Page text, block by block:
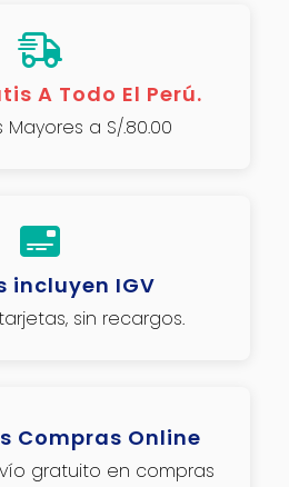
A Todo El Perú.
Mayores a S/.80.00
incluyen IGV
sin recargos.
Compras Online
gratuito en compras